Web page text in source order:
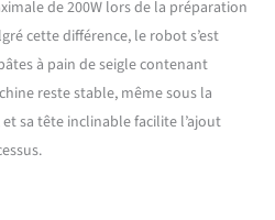
un objet déco dans la
parfait pour votre cuisine
pour les amis et la famille.
et Sûr】la ventouse en
garantit que le
pendant le
le bruit tout en
de la cuisine des rayures et
de 200W lors de la préparation
cette différence, le robot s’est
à pain de seigle contenant
reste stable, même sous la
sa tête inclinable facilite l’ajout